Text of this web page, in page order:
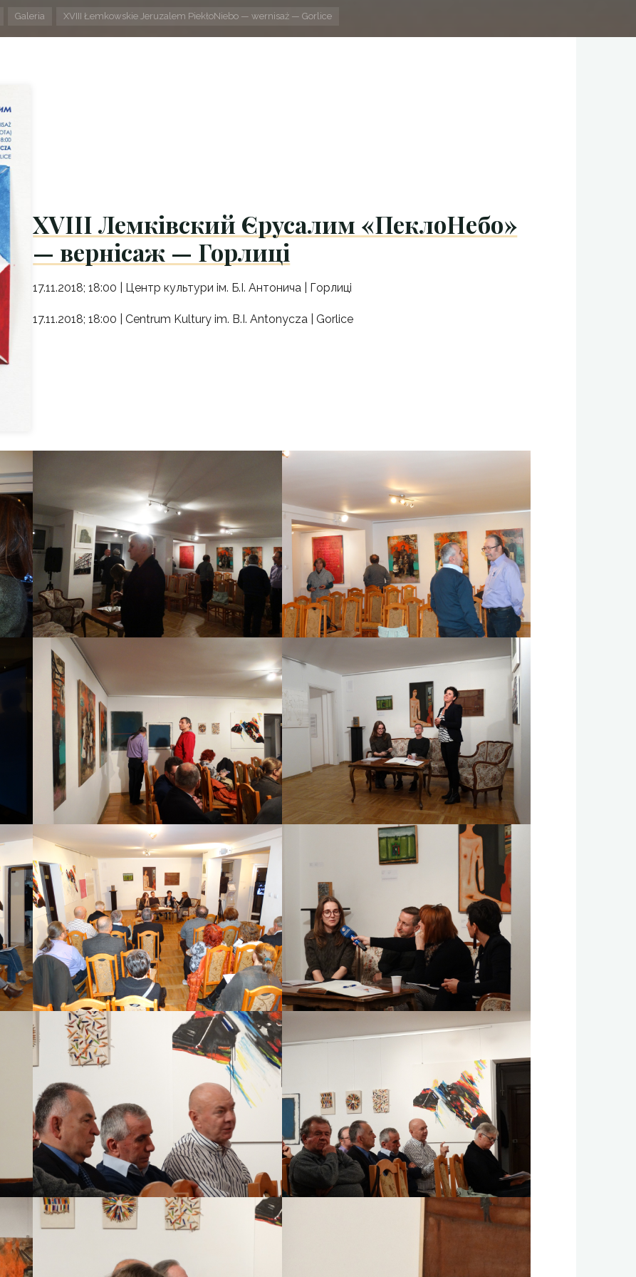
StronaGaleria XVIII Łemkowskie Jeruzalem PiekłoNiebo — wernisaż — Gorlice
XVIII Лемківский Єрусалим «ПеклoНeбo»
— вернісаж — Горлиці
17.11.2018; 18:00 | Центр культури ім. Б.І. Антонича | Горлиці
17.11.2018; 18:00 | Centrum Kultury im. B.I. Antonycza | Gorlice